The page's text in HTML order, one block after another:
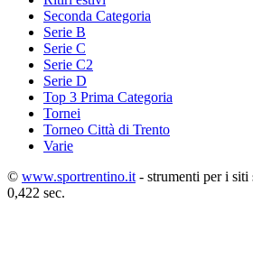
Seconda Categoria
Serie B
Serie C
Serie C2
Serie D
Top 3 Prima Categoria
Tornei
Torneo Città di Trento
Varie
© www.sportrentino.it - strumenti per i siti
0,422 sec.